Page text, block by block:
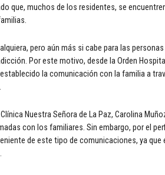
que, muchos de los residentes, se
pero aún más si cabe para las
Por este motivo, desde la Orden
la comunicación con la familia a
Nuestra Señora de La Paz, Carolina
con los familiares. Sin embargo, por el
de este tipo de comunicaciones, ya